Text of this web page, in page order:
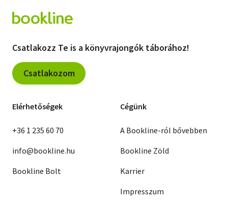
Csatlakozz Te is a könyvrajongók táborához!
Csatlakozom
Elérhetőségek
+36 1 235 60 70
info@bookline.hu
Bookline Bolt
Cégünk
A Bookline-ról bővebben
Bookline Zöld
Karrier
Impresszum